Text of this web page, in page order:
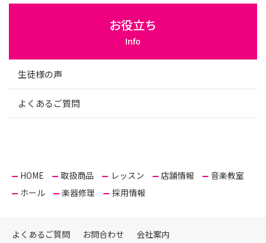
お役立ち
Info
生徒様の声
よくあるご質問
HOME 取扱商品 レッスン 店舗情報
音楽教室
ホール
楽器修理 採用情報
よくあるご質問 お問合わせ 会社案内